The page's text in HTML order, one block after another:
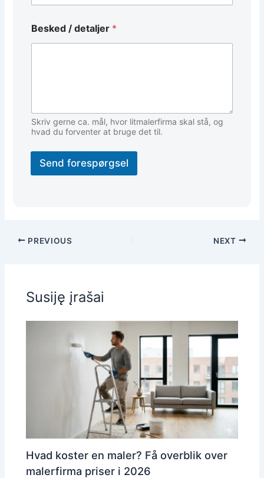
e
l
Besked / detaljer *
Skriv gerne ca. mål, hvor litmalerfirma skal stå, og
hvad du forventer at bruge det til.
Send forespørgsel
PREVIOUS NEXT
Susiję įrašai
Hvad koster en maler? Få overblik over
malerfirma priser i 2026